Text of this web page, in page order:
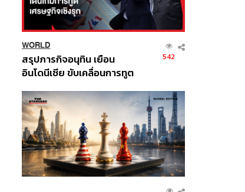
WORLD
สรุปภารกิจอนุทิน เยือน
อินโดนีเซีย ขับเคลื่อนการทูต
ส่วนยุทธศาสตร์ไทย –
อินโดนีเซีย
542